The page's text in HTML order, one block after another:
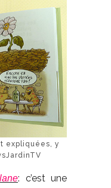
expliquées, y
: c’est une